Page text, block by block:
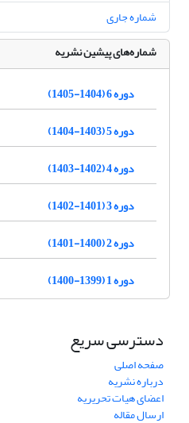
شماره جاری
شماره‌های پیشین نشریه
دوره 6 (1404-1405)
دوره 5 (1403-1404)
دوره 4 (1402-1403)
دوره 3 (1401-1402)
دوره 2 (1400-1401)
دوره 1 (1399-1400)
دسترسی سریع
صفحه اصلی
درباره نشریه
اعضای هیات تحریریه
ارسال مقاله